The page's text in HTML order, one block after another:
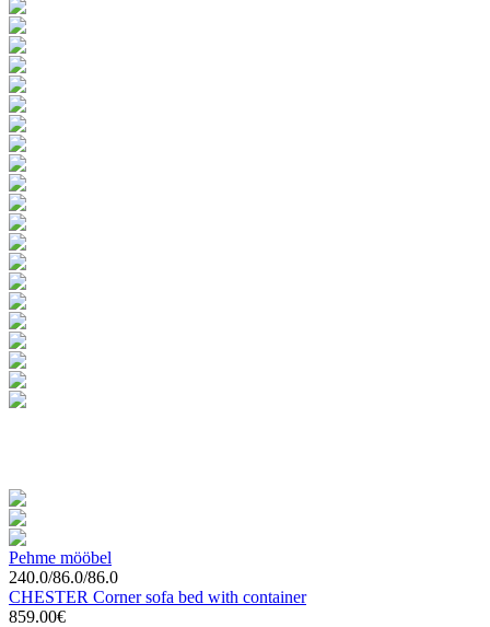
Pehme mööbel
240.0/86.0/86.0
CHESTER Corner sofa bed with container
859.00€